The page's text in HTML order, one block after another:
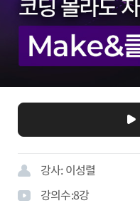
강사: 이성렬
강의수:8강